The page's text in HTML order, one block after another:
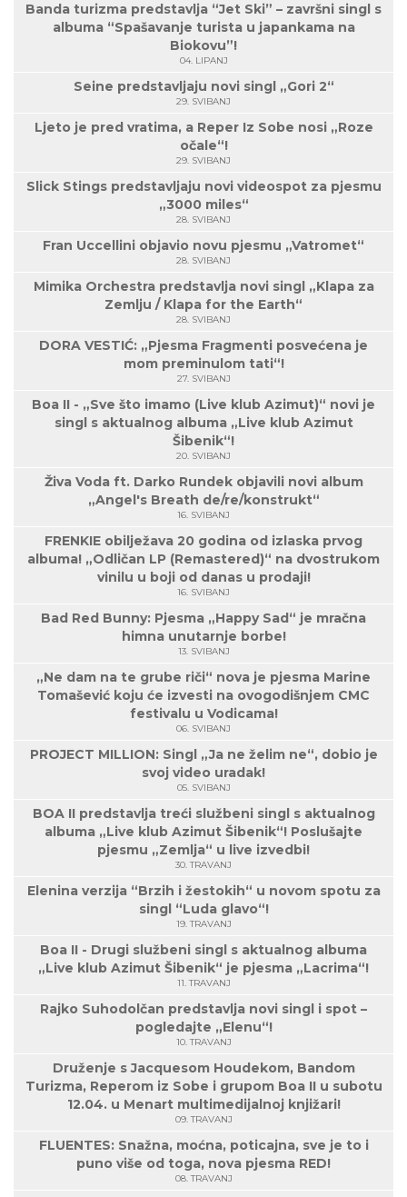
Banda turizma predstavlja “Jet Ski” – završni singl s
albuma “Spašavanje turista u japankama na
Biokovu”!
04. LIPANJ
Seine predstavljaju novi singl „Gori 2“
29. SVIBANJ
Ljeto je pred vratima, a Reper Iz Sobe nosi „Roze
očale“!
29. SVIBANJ
Slick Stings predstavljaju novi videospot za pjesmu
„3000 miles“
28. SVIBANJ
Fran Uccellini objavio novu pjesmu „Vatromet“
28. SVIBANJ
Mimika Orchestra predstavlja novi singl „Klapa za
Zemlju / Klapa for the Earth“
28. SVIBANJ
DORA VESTIĆ: „Pjesma Fragmenti posvećena je
mom preminulom tati“!
27. SVIBANJ
Boa II - „Sve što imamo (Live klub Azimut)“ novi je
singl s aktualnog albuma „Live klub Azimut
Šibenik“!
20. SVIBANJ
Živa Voda ft. Darko Rundek objavili novi album
„Angel's Breath de/re/konstrukt“
16. SVIBANJ
FRENKIE obilježava 20 godina od izlaska prvog
albuma! „Odličan LP (Remastered)“ na dvostrukom
vinilu u boji od danas u prodaji!
16. SVIBANJ
Bad Red Bunny: Pjesma „Happy Sad“ je mračna
himna unutarnje borbe!
13. SVIBANJ
„Ne dam na te grube riči“ nova je pjesma Marine
Tomašević koju će izvesti na ovogodišnjem CMC
festivalu u Vodicama!
06. SVIBANJ
PROJECT MILLION: Singl „Ja ne želim ne“, dobio je
svoj video uradak!
05. SVIBANJ
BOA II predstavlja treći službeni singl s aktualnog
albuma „Live klub Azimut Šibenik“! Poslušajte
pjesmu „Zemlja“ u live izvedbi!
30. TRAVANJ
Elenina verzija “Brzih i žestokih“ u novom spotu za
singl “Luda glavo“!
19. TRAVANJ
Boa II - Drugi službeni singl s aktualnog albuma
„Live klub Azimut Šibenik“ je pjesma „Lacrima“!
11. TRAVANJ
Rajko Suhodolčan predstavlja novi singl i spot –
pogledajte „Elenu“!
10. TRAVANJ
Druženje s Jacquesom Houdekom, Bandom
Turizma, Reperom iz Sobe i grupom Boa II u subotu
12.04. u Menart multimedijalnoj knjižari!
09. TRAVANJ
FLUENTES: Snažna, moćna, poticajna, sve je to i
puno više od toga, nova pjesma RED!
08. TRAVANJ